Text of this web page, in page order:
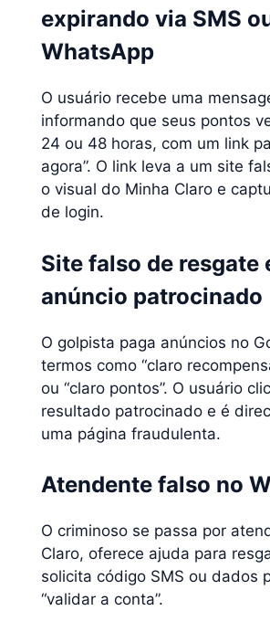
expirando via SMS
WhatsApp
O usuário recebe uma
informando que seus pontos
24 ou 48 horas, com um link
agora”. O link leva a um site
o visual do Minha Claro e
de login.
Site falso de resgate
anúncio patrocinado
O golpista paga anúncios no
termos como “claro
ou “claro pontos”. O usuário
resultado patrocinado e é
uma página fraudulenta.
Atendente falso no
O criminoso se passa por
Claro, oferece ajuda para
solicita código SMS ou dados
“validar a conta”.